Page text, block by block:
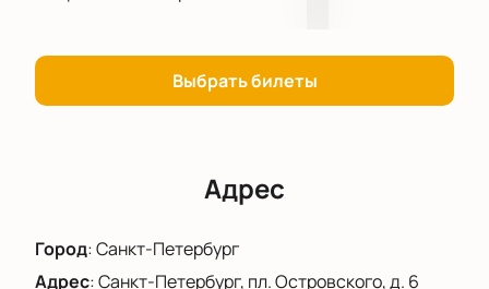
искусства.
Билеты на экскурсию «Настройка на
новое. Медиации на Новой сцене»
новое. Медиации на Новой сцене»
наш сайт. Выбор билетов доступен по
Для заказа билетов используйте функцию
бронирования онлайн или звоните по телефону.
Выбрать билеты
Адрес
Город:Санкт-Петербург
Адрес:Санкт-Петербург, пл. Островского, д. 6